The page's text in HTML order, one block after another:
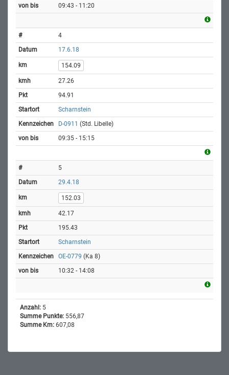
09:43 - 11:20
4
17.6.18
154.09
27.26
94.91
Scharnstein
D-0911 (Std. Libelle)
09:35 - 15:15
5
29.4.18
152.03
42.17
195.43
Scharnstein
OE-0779 (Ka 8)
10:32 - 14:08
Anzahl: 5
Summe Punkte: 556,87
Summe Km: 607,08